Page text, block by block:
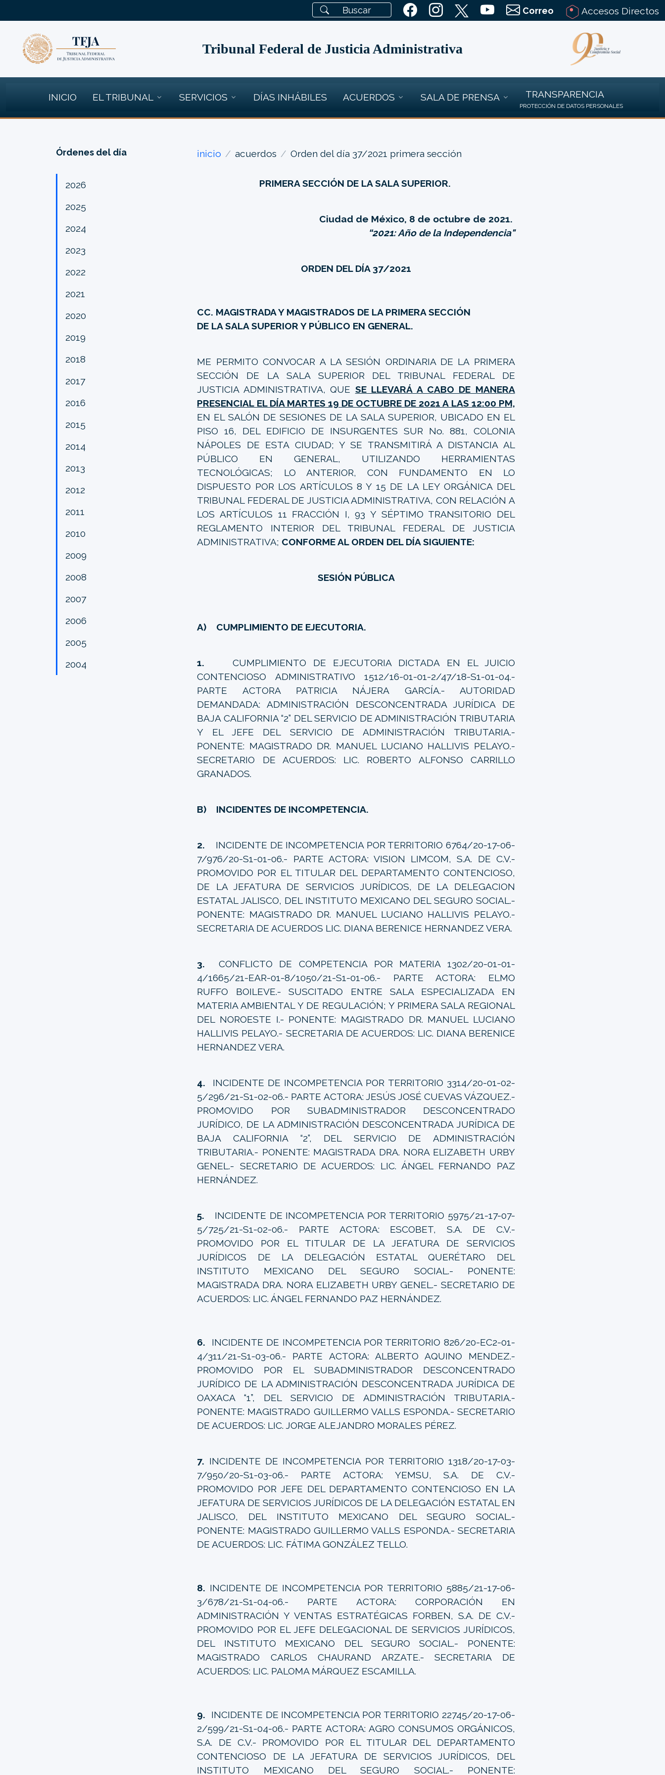
Correo Accesos Directos
Tribunal Federal de Justicia Administrativa
INICIO EL TRIBUNAL SERVICIOS DÍAS INHÁBILES ACUERDOS SALA DE PRENSA TRANSPARENCIA
PROTECCIÓN DE DATOS PERSONALES
Órdenes del día
2026
2025
2024
2023
2022
2021
2020
2019
2018
2017
2016
2015
2014
2013
2012
2011
2010
2009
2008
2007
2006
2005
2004
inicio acuerdos Orden del día 37/2021 primera sección
PRIMERA SECCIÓN DE LA SALA SUPERIOR.
Ciudad de México, 8 de octubre de 2021.
“2021: Año de la Independencia"
ORDEN DEL DÍA 37/2021
CC. MAGISTRADA Y MAGISTRADOS DE LA PRIMERA SECCIÓN
DE LA SALA SUPERIOR Y PÚBLICO EN GENERAL.
ME PERMITO CONVOCAR A LA SESIÓN ORDINARIA DE LA PRIMERA
SECCIÓN DE LA SALA SUPERIOR DEL TRIBUNAL FEDERAL DE
JUSTICIA ADMINISTRATIVA, QUE SE LLEVARÁ A CABO DE MANERA
PRESENCIAL EL DÍA MARTES 19 DE OCTUBRE DE 2021 A LAS 12:00 PM,
EN EL SALÓN DE SESIONES DE LA SALA SUPERIOR, UBICADO EN EL
PISO 16, DEL EDIFICIO DE INSURGENTES SUR No. 881, COLONIA
NÁPOLES DE ESTA CIUDAD; Y SE TRANSMITIRÁ A DISTANCIA AL
PÚBLICO EN GENERAL, UTILIZANDO HERRAMIENTAS
TECNOLÓGICAS; LO ANTERIOR, CON FUNDAMENTO EN LO
DISPUESTO POR LOS ARTÍCULOS 8 Y 15 DE LA LEY ORGÁNICA DEL
TRIBUNAL FEDERAL DE JUSTICIA ADMINISTRATIVA, CON RELACIÓN A
LOS ARTÍCULOS 11 FRACCIÓN I, 93 Y SÉPTIMO TRANSITORIO DEL
REGLAMENTO INTERIOR DEL TRIBUNAL FEDERAL DE JUSTICIA
ADMINISTRATIVA; CONFORME AL ORDEN DEL DÍA SIGUIENTE:
SESIÓN PÚBLICA
A) CUMPLIMIENTO DE EJECUTORIA.
1. CUMPLIMIENTO DE EJECUTORIA DICTADA EN EL JUICIO
CONTENCIOSO ADMINISTRATIVO 1512/16-01-01-2/47/18-S1-01-04.-
PARTE ACTORA PATRICIA NÁJERA GARCÍA.- AUTORIDAD
DEMANDADA: ADMINISTRACIÓN DESCONCENTRADA JURÍDICA DE
BAJA CALIFORNIA “2” DEL SERVICIO DE ADMINISTRACIÓN TRIBUTARIA
Y EL JEFE DEL SERVICIO DE ADMINISTRACIÓN TRIBUTARIA.-
PONENTE: MAGISTRADO DR. MANUEL LUCIANO HALLIVIS PELAYO.-
SECRETARIO DE ACUERDOS: LIC. ROBERTO ALFONSO CARRILLO
GRANADOS.
B) INCIDENTES DE INCOMPETENCIA.
2. INCIDENTE DE INCOMPETENCIA POR TERRITORIO 6764/20-17-06-
7/976/20-S1-01-06.- PARTE ACTORA: VISION LIMCOM, S.A. DE C.V.-
PROMOVIDO POR EL TITULAR DEL DEPARTAMENTO CONTENCIOSO,
DE LA JEFATURA DE SERVICIOS JURÍDICOS, DE LA DELEGACION
ESTATAL JALISCO, DEL INSTITUTO MEXICANO DEL SEGURO SOCIAL.-
PONENTE: MAGISTRADO DR. MANUEL LUCIANO HALLIVIS PELAYO.-
SECRETARIA DE ACUERDOS LIC. DIANA BERENICE HERNANDEZ VERA.
3. CONFLICTO DE COMPETENCIA POR MATERIA 1302/20-01-01-
4/1665/21-EAR-01-8/1050/21-S1-01-06.- PARTE ACTORA: ELMO
RUFFO BOILEVE.- SUSCITADO ENTRE SALA ESPECIALIZADA EN
MATERIA AMBIENTAL Y DE REGULACIÓN; Y PRIMERA SALA REGIONAL
DEL NOROESTE I.- PONENTE: MAGISTRADO DR. MANUEL LUCIANO
HALLIVIS PELAYO.- SECRETARIA DE ACUERDOS: LIC. DIANA BERENICE
HERNANDEZ VERA.
4.
INCIDENTE DE INCOMPETENCIA POR TERRITORIO 3314/20-01-02-
5/296/21-S1-02-06.- PARTE ACTORA: JESÚS JOSÉ CUEVAS VÁZQUEZ.-
PROMOVIDO POR SUBADMINISTRADOR DESCONCENTRADO
JURÍDICO, DE LA ADMINISTRACIÓN DESCONCENTRADA JURÍDICA DE
BAJA CALIFORNIA “2”, DEL SERVICIO DE ADMINISTRACIÓN
TRIBUTARIA.- PONENTE: MAGISTRADA DRA. NORA ELIZABETH URBY
GENEL.- SECRETARIO DE ACUERDOS: LIC. ÁNGEL FERNANDO PAZ
HERNÁNDEZ.
5.
INCIDENTE DE INCOMPETENCIA POR TERRITORIO 5975/21-17-07-
5/725/21-S1-02-06.- PARTE ACTORA: ESCOBET, S.A. DE C.V.-
PROMOVIDO POR EL TITULAR DE LA JEFATURA DE SERVICIOS
JURÍDICOS DE LA DELEGACIÓN ESTATAL QUERÉTARO DEL
INSTITUTO MEXICANO DEL SEGURO SOCIAL.- PONENTE:
MAGISTRADA DRA. NORA ELIZABETH URBY GENEL.- SECRETARIO DE
ACUERDOS: LIC. ÁNGEL FERNANDO PAZ HERNÁNDEZ.
6.
INCIDENTE DE INCOMPETENCIA POR TERRITORIO 826/20-EC2-01-
4/311/21-S1-03-06.- PARTE ACTORA: ALBERTO AQUINO MENDEZ.-
PROMOVIDO POR EL SUBADMINISTRADOR DESCONCENTRADO
JURÍDICO DE LA ADMINISTRACIÓN DESCONCENTRADA JURÍDICA DE
OAXACA “1”, DEL SERVICIO DE ADMINISTRACIÓN TRIBUTARIA.-
PONENTE: MAGISTRADO GUILLERMO VALLS ESPONDA.- SECRETARIO
DE ACUERDOS: LIC. JORGE ALEJANDRO MORALES PÉREZ.
7. INCIDENTE DE INCOMPETENCIA POR TERRITORIO 1318/20-17-03-
7/950/20-S1-03-06.- PARTE ACTORA: YEMSU, S.A. DE C.V.-
PROMOVIDO POR JEFE DEL DEPARTAMENTO CONTENCIOSO EN LA
JEFATURA DE SERVICIOS JURÍDICOS DE LA DELEGACIÓN ESTATAL EN
JALISCO, DEL INSTITUTO MEXICANO DEL SEGURO SOCIAL.-
PONENTE: MAGISTRADO GUILLERMO VALLS ESPONDA.- SECRETARIA
DE ACUERDOS: LIC. FÁTIMA GONZÁLEZ TELLO.
8. INCIDENTE DE INCOMPETENCIA POR TERRITORIO 5885/21-17-06-
3/678/21-S1-04-06.- PARTE ACTORA: CORPORACIÓN EN
ADMINISTRACIÓN Y VENTAS ESTRATÉGICAS FORBEN, S.A. DE C.V.-
PROMOVIDO POR EL JEFE DELEGACIONAL DE SERVICIOS JURÍDICOS,
DEL INSTITUTO MEXICANO DEL SEGURO SOCIAL.- PONENTE:
MAGISTRADO CARLOS CHAURAND ARZATE.- SECRETARIA DE
ACUERDOS: LIC. PALOMA MÁRQUEZ ESCAMILLA.
9.
INCIDENTE DE INCOMPETENCIA POR TERRITORIO 22745/20-17-06-
2/599/21-S1-04-06.- PARTE ACTORA: AGRO CONSUMOS ORGÁNICOS,
S.A. DE C.V.- PROMOVIDO POR EL TITULAR DEL DEPARTAMENTO
CONTENCIOSO DE LA JEFATURA DE SERVICIOS JURÍDICOS, DEL
INSTITUTO MEXICANO DEL SEGURO SOCIAL.- PONENTE: